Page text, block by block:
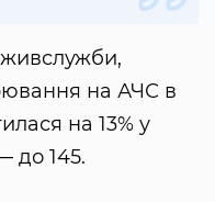
на АЧС в
на 13% у
до 145.